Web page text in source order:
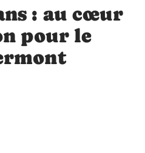
: au cœur
pour le